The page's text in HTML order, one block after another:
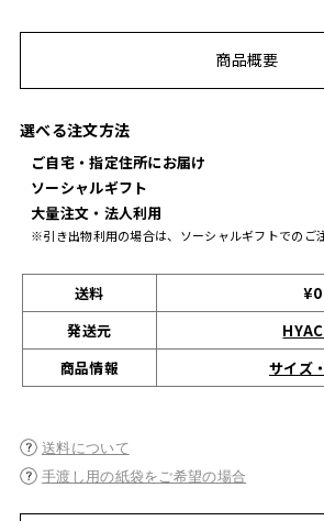
商品概要
選べる注文方法
ご自宅・指定住所にお届け
ソーシャルギフト
大量注文・法人利用
※引き出物利用の場合は、ソーシャルギフトでのご
送料
¥0
発送元
商品情報
サイズ
送料について
手渡し用の紙袋をご希望の場合